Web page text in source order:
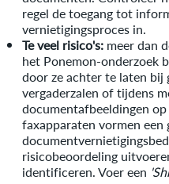
regel de toegang tot
vernietigingsproces in.
Te veel risico's: meer dan
het Ponemon-onderzoek
door ze achter te laten bij
vergaderzalen of tijdens
documentafbeeldingen
faxapparaten vormen een
risicobeoordeling
identificeren. Voer een